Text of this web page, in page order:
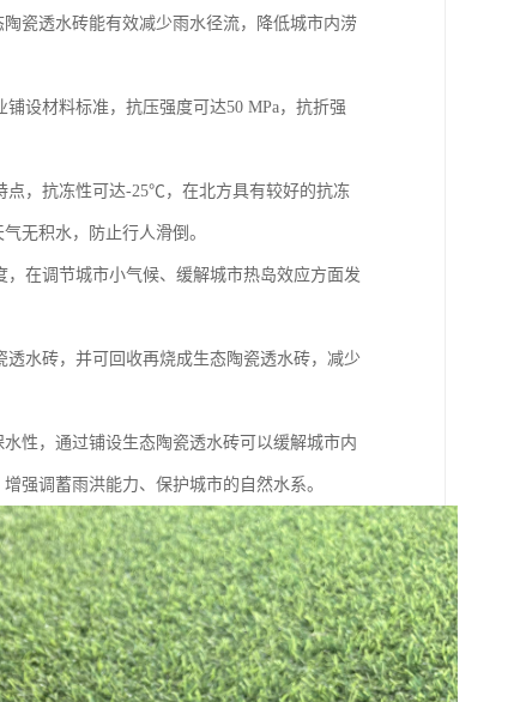
瓷透水砖能有效减少雨水径流，降低城市内涝
设材料标准，抗压强度可达50 MPa，抗折强
点，抗冻性可达-25℃，在北方具有较好的抗冻
无积水，防止行人滑倒。
在调节城市小气候、缓解城市热岛效应方面发
水砖，并可回收再烧成生态陶瓷透水砖，减少
性，通过铺设生态陶瓷透水砖可以缓解城市内
强调蓄雨洪能力、保护城市的自然水系。